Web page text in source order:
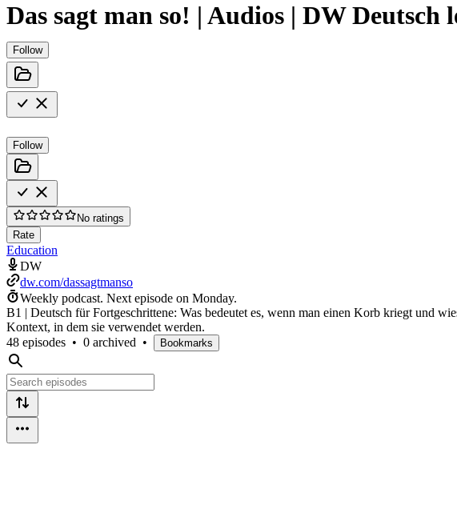
Das sagt man so! | Audios | DW Deutsch
Follow
Follow
No ratings
Rate
Education
DW
dw.com/dassagtmanso
Weekly podcast. Next episode on Monday.
B1 | Deutsch für Fortgeschrittene: Was bedeutet es, wenn man einen Korb kriegt und
Kontext, in dem sie verwendet werden.
48 episodes • 0 archived • Bookmarks